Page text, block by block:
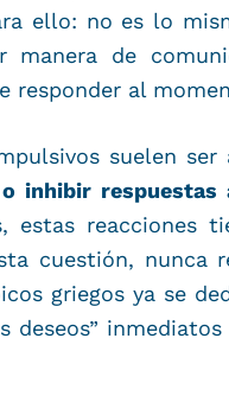
ello: no es lo
manera de
responder al
suelen
inhibir respuestas
estas reacciones
cuestión, nunca
griegos ya se
deseos”